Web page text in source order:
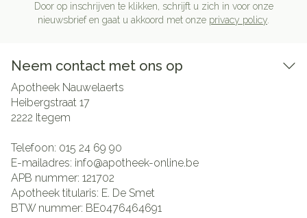
Door op inschrijven te klikken, schrijft u zich in voor onze
nieuwsbrief en gaat u akkoord met onze privacy policy
Neem contact met ons op
Apotheek Nauwelaerts
Heibergstraat 17
2222 Itegem
Telefoon: 015 24 69 90
E-mailadres: info@apotheek-online.be
APB nummer: 121702
Apotheek titularis: E. De Smet
BTW nummer: BE0476464691